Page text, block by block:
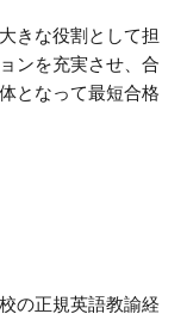
きな役割として担
ンを充実させ、合
となって最短合格
の正規英語教諭経